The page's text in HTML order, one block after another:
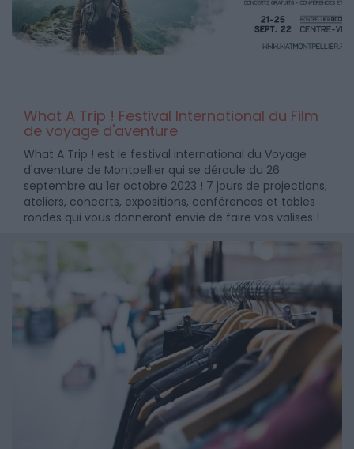
What A Trip ! Festival International du Film
de voyage d'aventure
What A Trip ! est le festival international du Voyage
d'aventure de Montpellier qui se déroule du 26
septembre au 1er octobre 2023 ! 7 jours de projections,
ateliers, concerts, expositions, conférences et tables
rondes qui vous donneront envie de faire vos valises !